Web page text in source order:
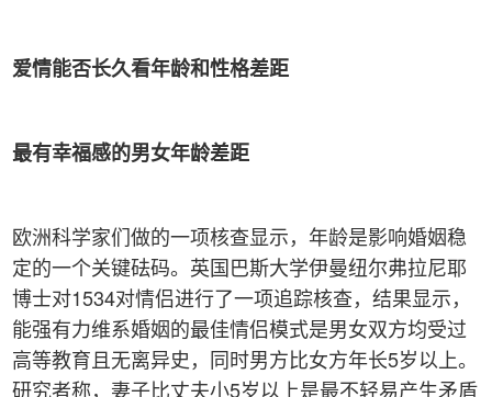
爱情能否长久看年龄和性格差距
最有幸福感的男女年龄差距
欧洲科学家们做的一项核查显示，年龄是影响婚姻稳
定的一个关键砝码。英国巴斯大学伊曼纽尔弗拉尼耶
博士对1534对情侣进行了一项追踪核查，结果显示，
能强有力维系婚姻的最佳情侣模式是男女双方均受过
高等教育且无离异史，同时男方比女方年长5岁以上。
研究者称，妻子比丈夫小5岁以上是最不轻易产生矛盾